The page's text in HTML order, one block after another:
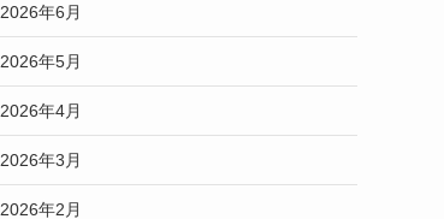
2026年6月
2026年5月
2026年4月
2026年3月
2026年2月